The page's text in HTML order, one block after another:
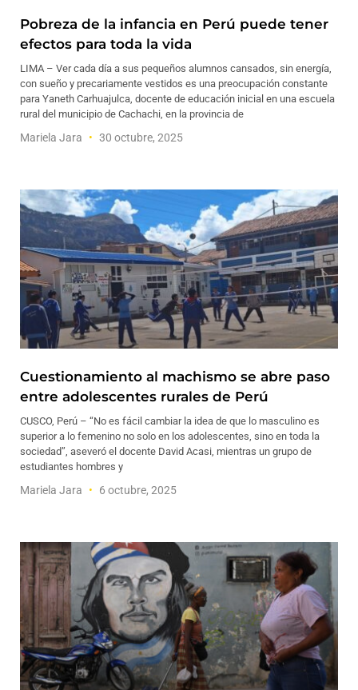
Pobreza de la infancia en Perú puede tener
efectos para toda la vida
LIMA – Ver cada día a sus pequeños alumnos cansados, sin energía,
con sueño y precariamente vestidos es una preocupación constante
para Yaneth Carhuajulca, docente de educación inicial en una escuela
rural del municipio de Cachachi, en la provincia de
Mariela Jara 30 octubre, 2025
Cuestionamiento al machismo se abre paso
entre adolescentes rurales de Perú
CUSCO, Perú – “No es fácil cambiar la idea de que lo masculino es
superior a lo femenino no solo en los adolescentes, sino en toda la
sociedad”, aseveró el docente David Acasi, mientras un grupo de
estudiantes hombres y
Mariela Jara 6 octubre, 2025